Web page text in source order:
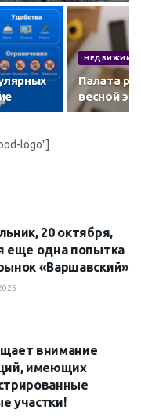
Палата
весной
logo"]
20 октября,
еще одна попытка
«Варшавский»
внимание
имеющих
участки!